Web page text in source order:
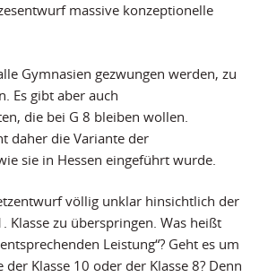
massive konzeptionelle
Gymnasien gezwungen werden, zu
Es gibt aber auch
die bei G 8 bleiben wollen.
daher die Variante der
sie in Hessen eingeführt wurde.
völlig unklar hinsichtlich der
Klasse zu überspringen. Was heißt
Leistung“? Geht es um
der Klasse 10 oder der Klasse 8? Denn